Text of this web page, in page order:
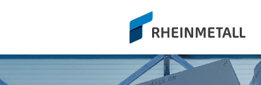
siteLogo